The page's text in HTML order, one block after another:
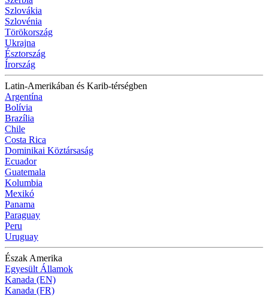
Szlovákia
Szlovénia
Törökország
Ukrajna
Észtország
Írország
Latin-Amerikában és Karib-térségben
Argentína
Bolívia
Brazília
Chile
Costa Rica
Dominikai Köztársaság
Ecuador
Guatemala
Kolumbia
Mexikó
Panama
Paraguay
Peru
Uruguay
Észak Amerika
Egyesült Államok
Kanada (EN)
Kanada (FR)